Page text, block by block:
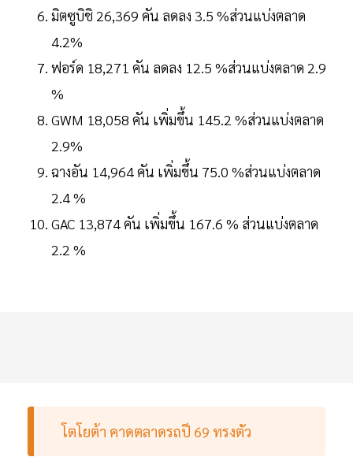
มิตซูบิชิ 26,369 คัน ลดลง 3.5 %ส่วนแบ่งตลาด
4.2%
ฟอร์ด 18,271 คัน ลดลง 12.5 %ส่วนแบ่งตลาด 2.9
%
GWM 18,058 คัน เพิ่มขึ้น 145.2 %ส่วนแบ่งตลาด
2.9%
ฉางอัน 14,964 คัน เพิ่มขึ้น 75.0 %ส่วนแบ่งตลาด
2.4 %
GAC 13,874 คัน เพิ่มขึ้น 167.6 % ส่วนแบ่งตลาด
2.2 %
โตโยต้า คาดตลาดรถปี 69 ทรงตัว